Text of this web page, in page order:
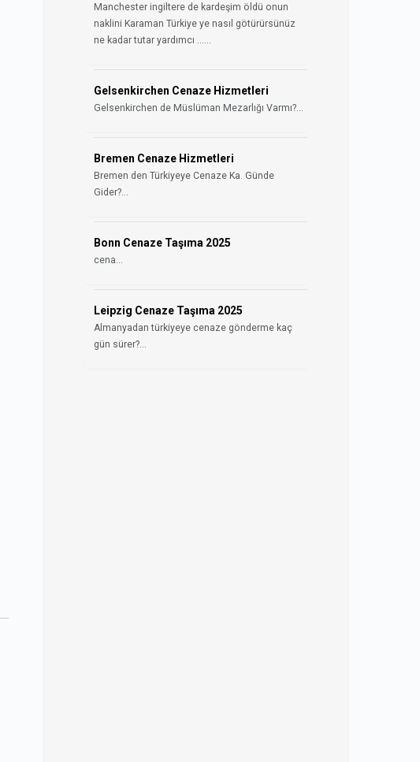
Manchester ingiltere de kardeşim öldü onun
naklini Karaman Türkiye ye nasıl götürürsünüz
ne kadar tutar yardımcı ......
Gelsenkirchen Cenaze Hizmetleri
Gelsenkirchen de Müslüman Mezarlığı Varmı?...
Bremen Cenaze Hizmetleri
Bremen den Türkiyeye Cenaze Ka. Günde
Gider?...
Bonn Cenaze Taşıma 2025
cena...
Leipzig Cenaze Taşıma 2025
Almanyadan türkiyeye cenaze gönderme kaç
gün sürer?...